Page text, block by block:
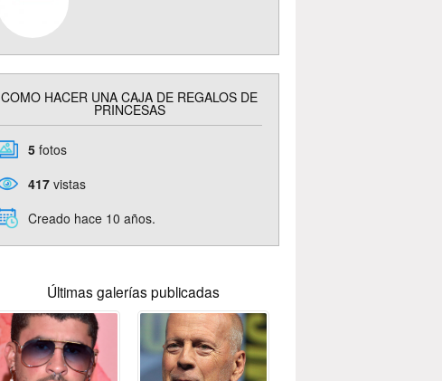
COMO HACER UNA CAJA DE REGALOS DE
PRINCESAS
5 fotos
417 vistas
Creado hace 10 años.
Últimas galerías publicadas